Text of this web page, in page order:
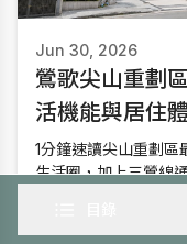
Jun 30, 2026
鶯歌尖山重劃
活機能與居住
1分鐘速讀尖山重劃
生活圈，加上三鶯線
族開始考慮搬到這裡